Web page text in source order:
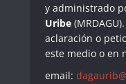
y administrado
Uribe
aclaración o
este medio o en
email: